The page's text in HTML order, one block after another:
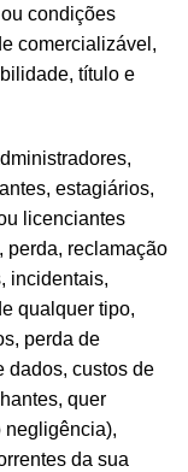
condições
comercializável,
título e
estagiários,
licenciantes
perda, reclamação
incidentais,
qualquer tipo,
perda de
dados, custos de
quer
negligência),
da sua